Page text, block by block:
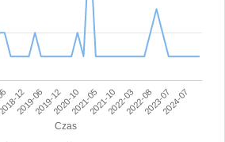
Czas
12
2019-062019-122020-102021-052021-102022-032022-082023-072024-07